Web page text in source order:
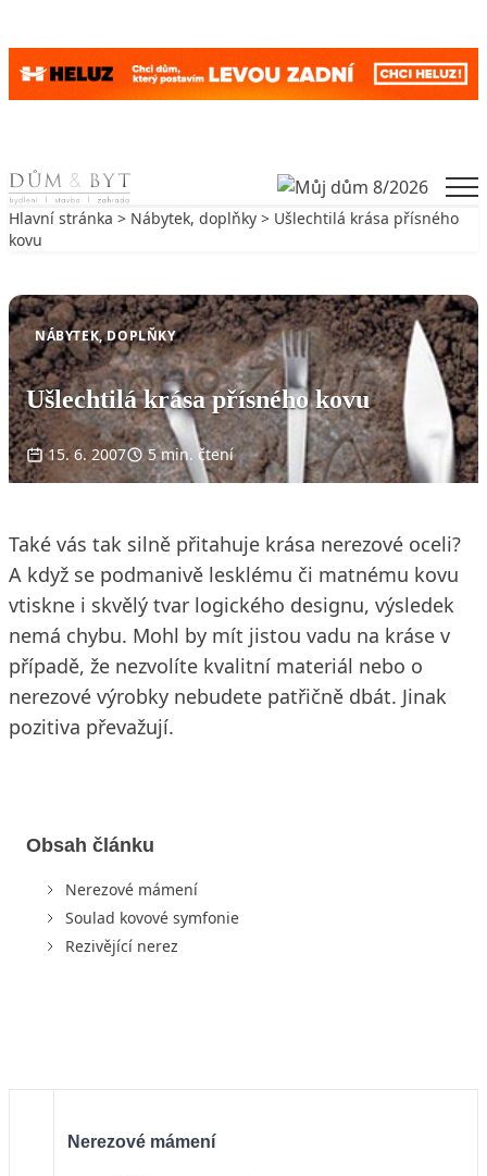
Skip to content
Hlavní stránka > Nábytek, doplňky > Ušlechtilá krása přísného
kovu
NÁBYTEK, DOPLŇKY
Ušlechtilá krása přísného kovu
15. 6. 2007 5 min. čtení
Také vás tak silně přitahuje krása nerezové oceli?
A když se podmanivě lesklému či matnému kovu
vtiskne i skvělý tvar logického designu, výsledek
nemá chybu. Mohl by mít jistou vadu na kráse v
případě, že nezvolíte kvalitní materiál nebo o
nerezové výrobky nebudete patřičně dbát. Jinak
pozitiva převažují.
Obsah článku
Nerezové mámení
Soulad kovové symfonie
Rezivějící nerez
Nerezové mámení